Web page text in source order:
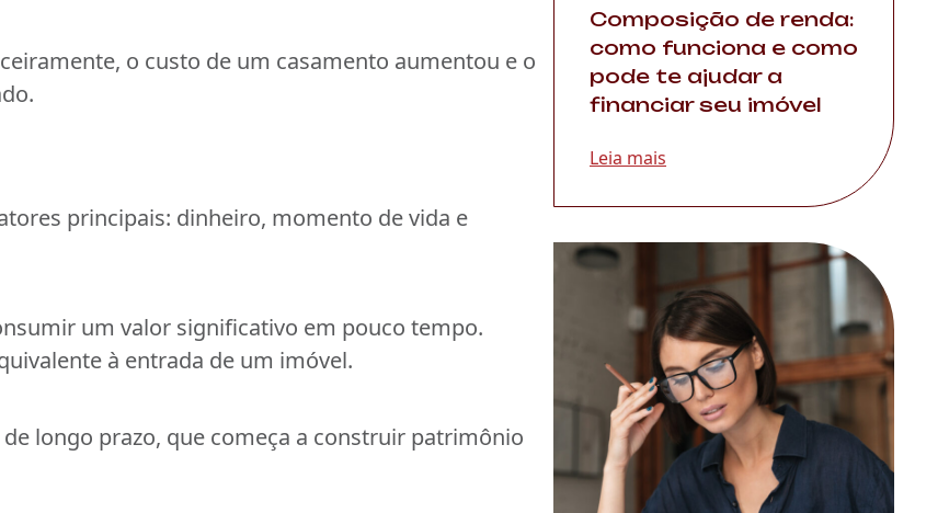
o custo de um casamento aumentou e o
principais: dinheiro, momento de vida e
um valor significativo em pouco tempo.
à entrada de um imóvel.
longo prazo, que começa a construir patrimônio
Composição de renda:
como funciona e como
pode te ajudar a
financiar seu imóvel
Leia mais